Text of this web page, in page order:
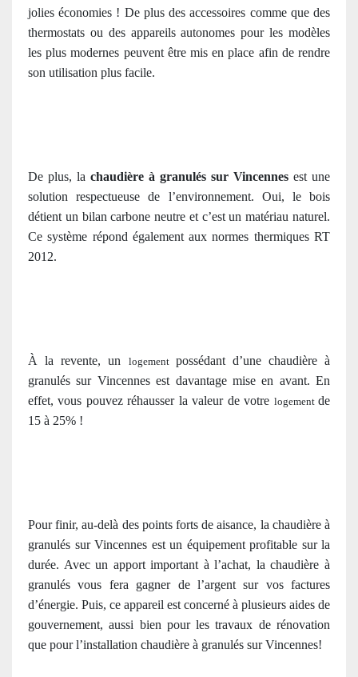
jolies économies ! De plus des accessoires comme que des
thermostats ou des appareils autonomes pour les modèles
les plus modernes peuvent être mis en place afin de rendre
son utilisation plus facile.
De plus, la chaudière à granulés sur Vincennes est une
solution respectueuse de l’environnement. Oui, le bois
détient un bilan carbone neutre et c’est un matériau naturel.
Ce système répond également aux normes thermiques RT
2012.
À la revente, un logement possédant d’une chaudière à
granulés sur Vincennes est davantage mise en avant. En
effet, vous pouvez réhausser la valeur de votre logementde
15 à 25% !
Pour finir, au-delà des points forts de aisance, la chaudière à
granulés sur Vincennes est un équipement profitable sur la
durée. Avec un apport important à l’achat, la chaudière à
granulés vous fera gagner de l’argent sur vos factures
d’énergie. Puis, ce appareil est concerné à plusieurs aides de
gouvernement, aussi bien pour les travaux de rénovation
que pour l’installation chaudière à granulés sur Vincennes!